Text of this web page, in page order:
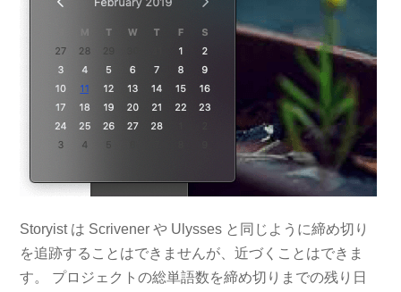
Storyist は Scrivener や Ulysses と同じように締め切り
を追跡することはできませんが、近づくことはできま
す。 プロジェクトの総単語数を締め切りまでの残り日